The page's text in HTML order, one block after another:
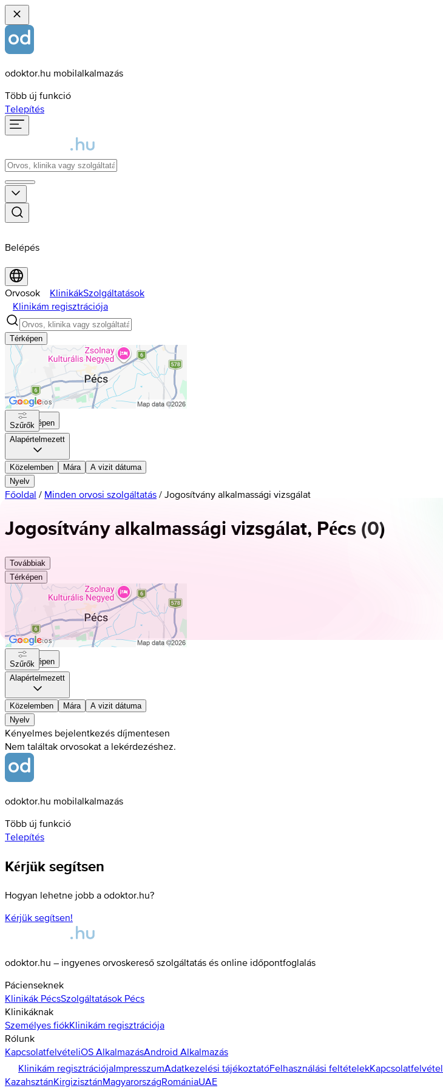
odoktor.hu mobilalkalmazás
Több új funkció
Telepítés
Belépés
Orvosok KlinikákSzolgáltatások
Klinikám regisztrációja
Térképen
Térképen
Szűrők
Alapértelmezett
Közelemben Mára
A vizit dátuma
Nyelv
Főoldal / Minden orvosi szolgáltatás / Jogosítvány alkalmassági vizsgálat
Jogosítvány alkalmassági vizsgálat, Pécs(0)
Továbbiak
Térképen
Térképen
Szűrők
Alapértelmezett
Közelemben Mára
A vizit dátuma
Nyelv
Kényelmes bejelentkezés díjmentesen
Nem találtak orvosokat a lekérdezéshez.
odoktor.hu mobilalkalmazás
Több új funkció
Telepítés
Kérjük segítsen
Hogyan lehetne jobb a odoktor.hu?
Kérjük segítsen!
odoktor.hu – ingyenes orvoskereső szolgáltatás és online időpontfoglalás
Pácienseknek
Klinikák PécsSzolgáltatások Pécs
Klinikáknak
Személyes fiókKlinikám regisztrációja
Rólunk
KapcsolatfelvételiOS AlkalmazásAndroid Alkalmazás
Klinikám regisztrációjaImpresszumAdatkezelési tájékoztatóFelhasználási feltételekKapcsolatfelvétel
KazahsztánKirgizisztánMagyarországRomániaUAE